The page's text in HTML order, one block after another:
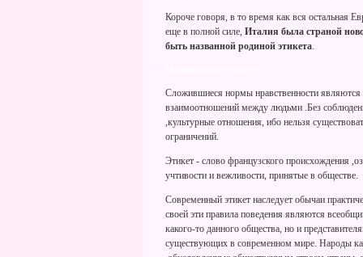
Короче говоря, в то время как вся остальная
еще в полной силе, Италия была страной
быть названной родиной этикета.
Сложившиеся нормы нравственности являются
взаимоотношений между людьми .Без
,культурные отношения, ибо нельзя
ограничений.
Этикет - слово французского происхождения
учтивости и вежливости, принятые в обществе.
Современный этикет наследует обычаи
своей эти правила поведения являются
какого-то данного общества, но и
существующих в современном мире. Народы